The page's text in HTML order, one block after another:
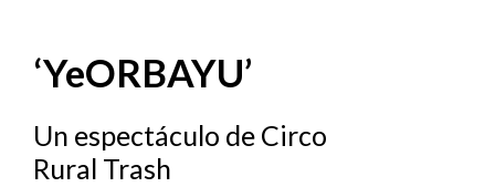
‘YeORBAYU’
Un espectáculo de Circo
Rural Trash